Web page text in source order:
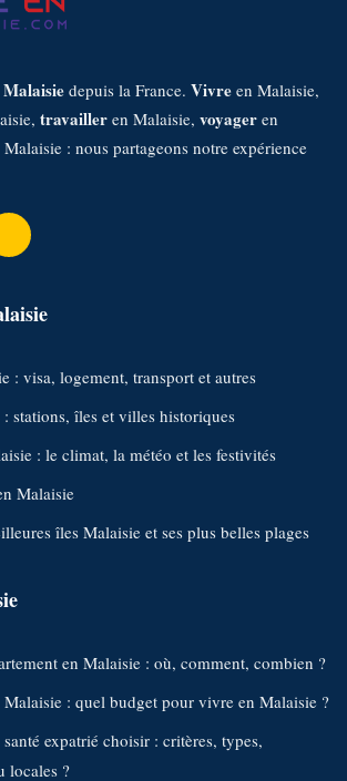
depuis la France. Vivre en Malaisie,
travailler en Malaisie, voyager en
Malaisie : nous partageons notre expérience
: visa, logement, transport et autres
stations, îles et villes historiques
: le climat, la météo et les festivités
Malaisie
îles Malaisie et ses plus belles plages
en Malaisie : où, comment, combien ?
: quel budget pour vivre en Malaisie ?
expatrié choisir : critères, types,
locales ?